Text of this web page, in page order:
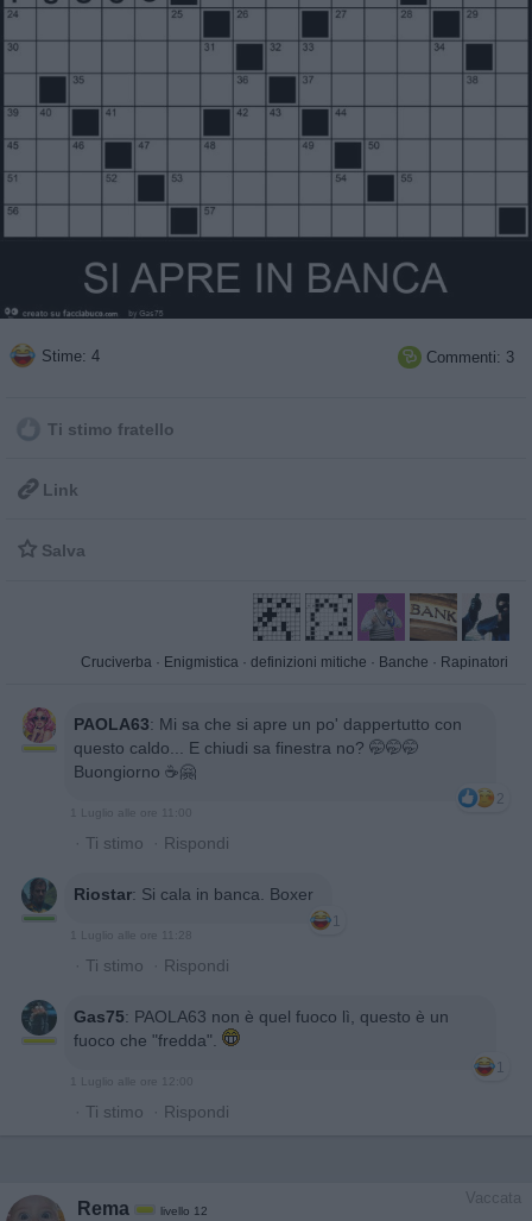
Stime: 4  Commenti: 3
Ti stimo fratello
 Link
 Salva
Cruciverba · Enigmistica · definizioni mitiche · Banche · Rapinatori
PAOLA63: Mi sa che si apre un po' dappertutto con
questo caldo... E chiudi sa finestra no? 🤭🤭🤭
Buongiorno ☕🤗
2
· Ti stimo · Rispondi
Riostar: Si cala in banca. Boxer
1
· Ti stimo · Rispondi
Gas75: PAOLA63 non è quel fuoco lì, questo è un
fuoco che "fredda".
1
· Ti stimo · Rispondi
Vaccata
Rema livello 12